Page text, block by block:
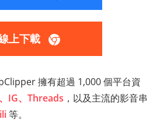
上下載
擁有超過 1,000 個平台資
IG、Threads ，以及主流的影音串
等。